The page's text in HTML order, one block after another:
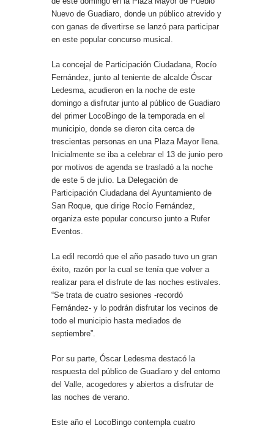
Nuevo de Guadiaro, donde un público atrevido y
con ganas de divertirse se lanzó para participar
en este popular concurso musical.
La concejal de Participación Ciudadana, Rocío
Fernández, junto al teniente de alcalde Óscar
Ledesma, acudieron en la noche de este
domingo a disfrutar junto al público de Guadiaro
del primer LocoBingo de la temporada en el
municipio, donde se dieron cita cerca de
trescientas personas en una Plaza Mayor llena.
Inicialmente se iba a celebrar el 13 de junio pero
por motivos de agenda se trasladó a la noche
de este 5 de julio. La Delegación de
Participación Ciudadana del Ayuntamiento de
San Roque, que dirige Rocío Fernández,
organiza este popular concurso junto a Rufer
Eventos.
La edil recordó que el año pasado tuvo un gran
éxito, razón por la cual se tenía que volver a
realizar para el disfrute de las noches estivales.
“Se trata de cuatro sesiones -recordó
Fernández- y lo podrán disfrutar los vecinos de
todo el municipio hasta mediados de
septiembre”.
Por su parte, Óscar Ledesma destacó la
respuesta del público de Guadiaro y del entorno
del Valle, acogedores y abiertos a disfrutar de
las noches de verano.
Este año el LocoBingo contempla cuatro